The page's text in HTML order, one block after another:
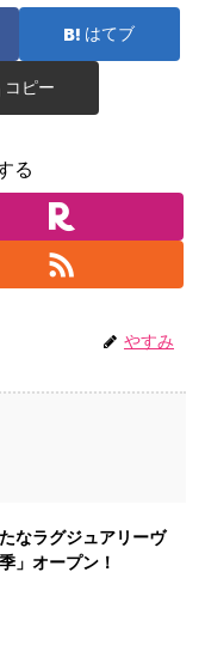
はてブ
コピー
る
やすみ
なラグジュアリーヴ
」オープン！